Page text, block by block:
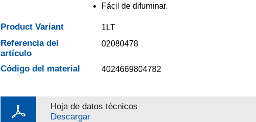
Fácil de difuminar.
Product Variant 1LT
Referencia del
artículo
02080478
Código del material 4024669804782
Hoja de datos técnicos
Descargar